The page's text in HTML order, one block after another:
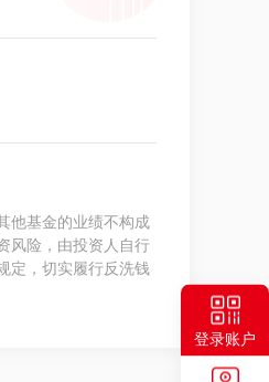
登录账户
他基金的业绩不构成
风险，由投资人自行
定，切实履行反洗钱